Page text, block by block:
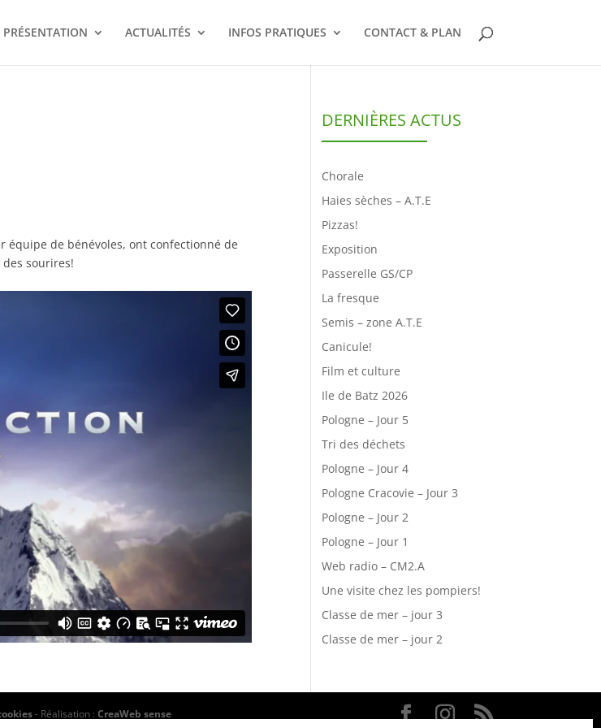
PRÉSENTATION ACTUALITÉS INFOS PRATIQUES CONTACT & PLAN
équipe de bénévoles, ont confectionné de
sourires!
DERNIÈRES ACTUS
Chorale
Haies sèches – A.T.E
Pizzas!
Exposition
Passerelle GS/CP
La fresque
Semis – zone A.T.E
Canicule!
Film et culture
Ile de Batz 2026
Pologne – Jour 5
Tri des déchets
Pologne – Jour 4
Pologne Cracovie – Jour 3
Pologne – Jour 2
Pologne – Jour 1
Web radio – CM2.A
Une visite chez les pompiers!
Classe de mer – jour 3
Classe de mer – jour 2
- Réalisation : CreaWeb sense